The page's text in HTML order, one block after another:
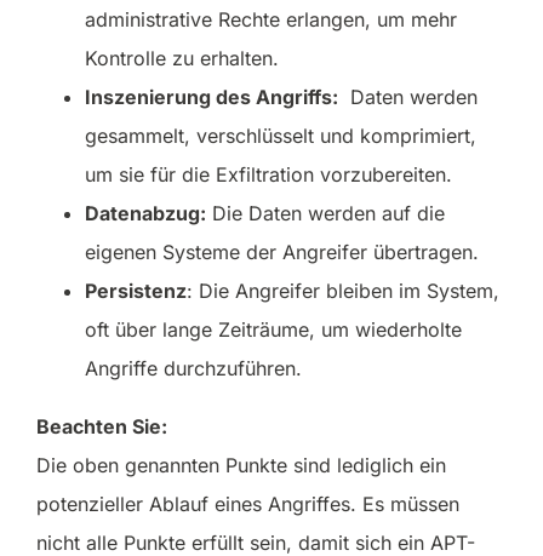
administrative Rechte erlangen, um mehr
Kontrolle zu erhalten.
Inszenierung des Angriffs: Daten werden
gesammelt, verschlüsselt und komprimiert,
um sie für die Exfiltration vorzubereiten.
Datenabzug: Die Daten werden auf die
eigenen Systeme der Angreifer übertragen.
Persistenz: Die Angreifer bleiben im System,
oft über lange Zeiträume, um wiederholte
Angriffe durchzuführen.
Beachten Sie:
Die oben genannten Punkte sind lediglich ein
potenzieller Ablauf eines Angriffes. Es müssen
nicht alle Punkte erfüllt sein, damit sich ein APT-